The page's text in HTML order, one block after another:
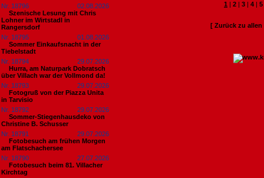
Nr. 18796
02.08.2026
Szenische Lesung mit Chris
Lohner im Wirtstadl in
Rangersdorf
Nr. 18795
01.08.2026
Sommer Einkaufsnacht in der
Tiebelstadt
Nr. 18794
29.07.2026
Hurra, am Naturpark Dobratsch
über Villach war der Vollmond da!
Nr. 18793
29.07.2026
Fotogruß von der Piazza Unita
in Tarvisio
Nr. 18792
29.07.2026
Sommer-Stiegenhausdeko von
Christine B. Schusser
Nr. 18791
29.07.2026
Fotobesuch am frühen Morgen
am Flatschachersee
Nr. 18790
27.07.2026
Fotobesuch beim 81. Villacher
Kirchtag
1 | 2 | 3 | 4 | 5
[ Zurück zu